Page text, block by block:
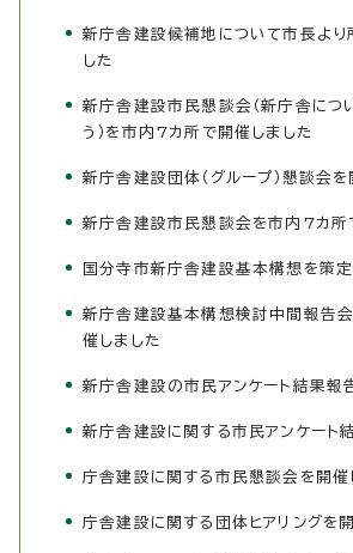
新庁舎建設候補地について市長より
した
新庁舎建設市民懇談会（新庁舎につ
う）を市内7カ所で開催しました
新庁舎建設団体（グループ）懇談会を
新庁舎建設市民懇談会を市内7カ所
国分寺市新庁舎建設基本構想を策定
新庁舎建設基本構想検討中間報告
催しました
新庁舎建設の市民アンケート結果報
新庁舎建設に関する市民アンケート
庁舎建設に関する市民懇談会を開催
庁舎建設に関する団体ヒアリングを